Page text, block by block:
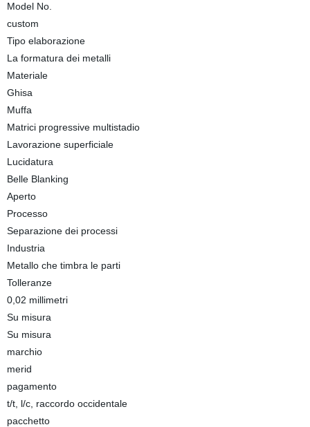
Model No.
custom
Tipo elaborazione
La formatura dei metalli
Materiale
Ghisa
Muffa
Matrici progressive multistadio
Lavorazione superficiale
Lucidatura
Belle Blanking
Aperto
Processo
Separazione dei processi
Industria
Metallo che timbra le parti
Tolleranze
0,02 millimetri
Su misura
Su misura
marchio
merid
pagamento
t/t, l/c, raccordo occidentale
pacchetto